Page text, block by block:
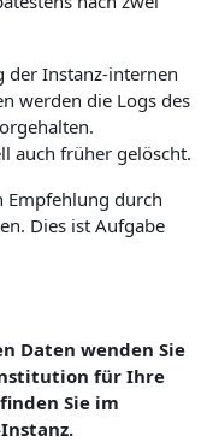
der Instanz-internen
werden die Logs des
auch früher gelöscht.
Empfehlung durch
Dies ist Aufgabe
Daten wenden Sie
für Ihre
Sie im